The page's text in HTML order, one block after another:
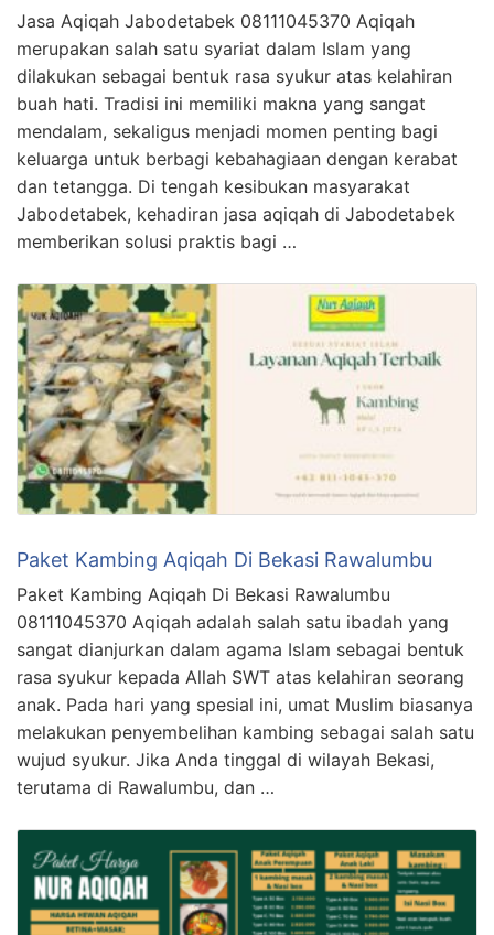
Jasa Aqiqah Jabodetabek 08111045370 Aqiqah
merupakan salah satu syariat dalam Islam yang
dilakukan sebagai bentuk rasa syukur atas kelahiran
buah hati. Tradisi ini memiliki makna yang sangat
mendalam, sekaligus menjadi momen penting bagi
keluarga untuk berbagi kebahagiaan dengan kerabat
dan tetangga. Di tengah kesibukan masyarakat
Jabodetabek, kehadiran jasa aqiqah di Jabodetabek
memberikan solusi praktis bagi …
Paket Kambing Aqiqah Di Bekasi Rawalumbu
Paket Kambing Aqiqah Di Bekasi Rawalumbu
08111045370 Aqiqah adalah salah satu ibadah yang
sangat dianjurkan dalam agama Islam sebagai bentuk
rasa syukur kepada Allah SWT atas kelahiran seorang
anak. Pada hari yang spesial ini, umat Muslim biasanya
melakukan penyembelihan kambing sebagai salah satu
wujud syukur. Jika Anda tinggal di wilayah Bekasi,
terutama di Rawalumbu, dan …